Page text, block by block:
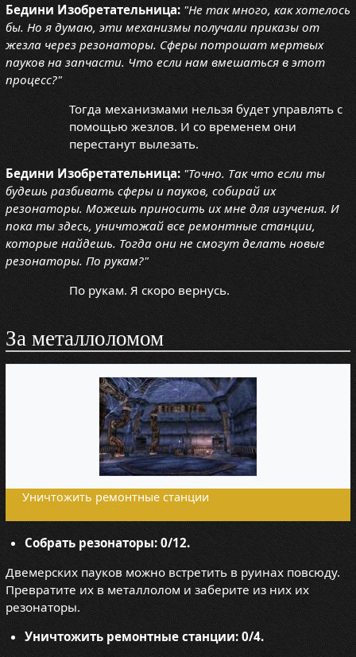
Бедини Изобретательница: "Не так много, как хотелось
бы. Но я думаю, эти механизмы получали приказы от
жезла через резонаторы. Сферы потрошат мертвых
пауков на запчасти. Что если нам вмешаться в этот
процесс?"
Тогда механизмами нельзя будет управлять с
помощью жезлов. И со временем они
перестанут вылезать.
Бедини Изобретательница: "Точно. Так что если ты
будешь разбивать сферы и пауков, собирай их
резонаторы. Можешь приносить их мне для изучения. И
пока ты здесь, уничтожай все ремонтные станции,
которые найдешь. Тогда они не смогут делать новые
резонаторы. По рукам?"
По рукам. Я скоро вернусь.
За металлоломом
Уничтожить ремонтные станции
Собрать резонаторы: 0/12.
Двемерских пауков можно встретить в руинах повсюду.
Превратите их в металлолом и заберите из них их
резонаторы.
Уничтожить ремонтные станции: 0/4.